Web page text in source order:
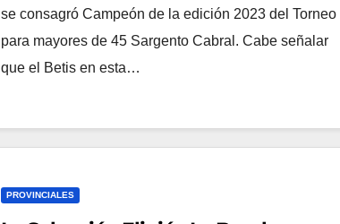
se consagró Campeón de la edición 2023 del Torneo
para mayores de 45 Sargento Cabral. Cabe señalar
que el Betis en esta…
PROVINCIALES